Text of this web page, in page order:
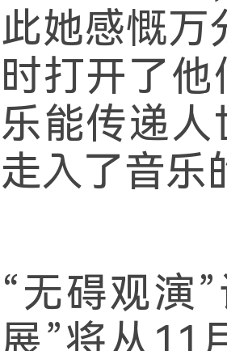
此她感慨万
时打开了
乐能传递
走入了音乐
“无碍观演
展”将从11